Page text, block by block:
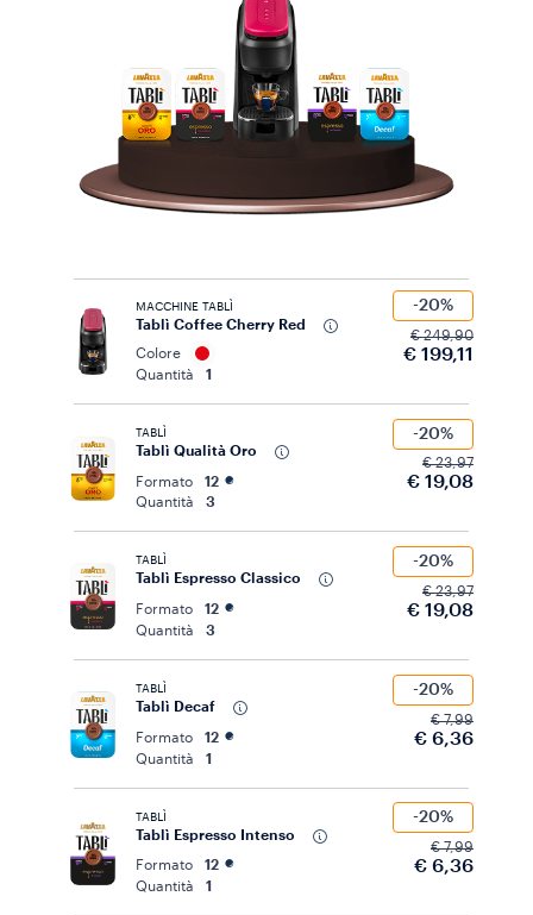
MACCHINE TABLÌ
Tablì Coffee Cherry Red
Colore
Quantità
1
-20%
€ 249,90
€ 199,11
TABLÌ
Tablì Qualità Oro
Formato
12
Quantità
3
-20%
€ 23,97
€ 19,08
TABLÌ
Tablì Espresso Classico
Formato
12
Quantità
3
-20%
€ 23,97
€ 19,08
TABLÌ
Tablì Decaf
Formato
12
Quantità
1
-20%
€ 7,99
€ 6,36
TABLÌ
Tablì Espresso Intenso
Formato
12
Quantità
1
-20%
€ 7,99
€ 6,36